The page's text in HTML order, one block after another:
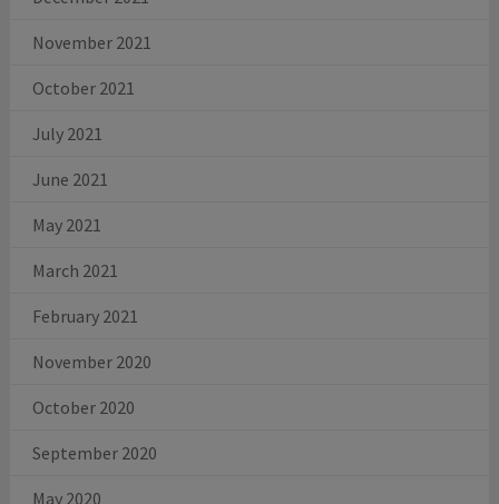
November 2021
October 2021
July 2021
June 2021
May 2021
March 2021
February 2021
November 2020
October 2020
September 2020
May 2020